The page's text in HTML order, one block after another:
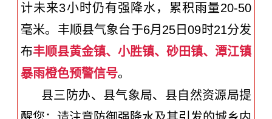
计未来3小时仍有强降水，累积雨量20-50
毫米。丰顺县气象台于6月25日09时21分发
布丰顺县黄金镇、小胜镇、砂田镇、潭江镇
暴雨橙色预警信号。
县三防办、县气象局、县自然资源局提